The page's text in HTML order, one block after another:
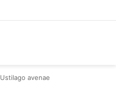
Ustilago avenae